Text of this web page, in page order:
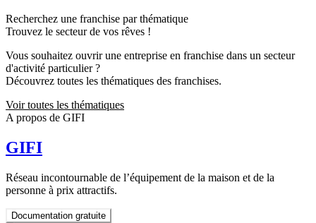
Recherchez une franchise par thématique
Trouvez le secteur de vos rêves !
Vous souhaitez ouvrir une entreprise en franchise dans un secteur
d'activité particulier ?
Découvrez toutes les thématiques des franchises.
Voir toutes les thématiques
A propos de GIFI
GIFI
Réseau incontournable de l’équipement de la maison et de la
personne à prix attractifs.
Documentation gratuite